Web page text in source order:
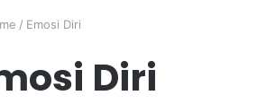
/ Emosi Diri
Diri